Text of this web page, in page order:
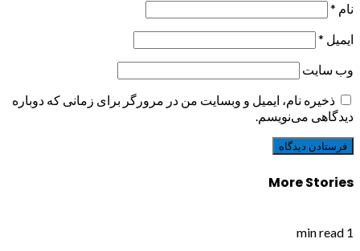
نام *
ایمیل *
وب‌ سایت
ذخیره نام، ایمیل و وبسایت من در مرورگر برای زمانی که دوباره
دیدگاهی می‌نویسم.
More Stories
1 min read